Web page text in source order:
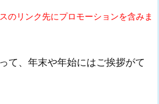
のリンク先にプロモーションを含みま
て、年末や年始にはご挨拶がて